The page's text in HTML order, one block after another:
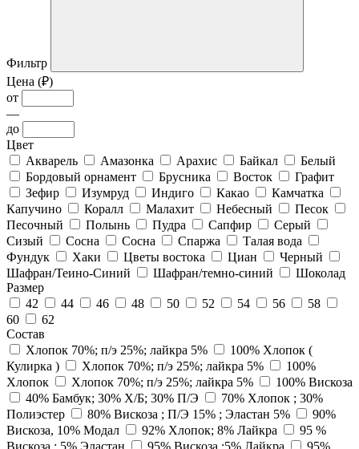
Фильтр
Цена (₽)
от
—
до
Цвет
Акварель
Амазонка Арахис Байкал
Белый
Бордовый орнамент
Брусника Восток
Графит
Зефир
Изумруд Индиго Какао
Камчатка
Капучино
Коралл Малахит Небесный
Песок
Песочный
Полынь Пудра Сапфир
Серый
Сизый
Сосна Сосна Спаржа
Талая вода
Фундук
Хаки Цветы востока Циан
Черный
Шафран/Теино-Синий
Шафран/темно-синий
Шоколад
Размер
42
44 46 48 50 52 54 56
58
60
62
Состав
Хлопок 70%; п/э 25%; лайкра 5%
100% Хлопок (
Кулирка )
Хлопок 70%; п/э 25%; лайкра 5%
100%
Хлопок
Хлопок 70%; п/э 25%; лайкра 5%
100% Вискоза
40% Бамбук; 30% Х/Б; 30% П/Э
70% Хлопок ; 30%
Полиэстер
80% Вискоза ; П/Э 15% ; Эластан 5%
90%
Вискоза, 10% Модал
92% Хлопок; 8% Лайкра
95 %
Вискоза ; 5% Эластан
95% Вискоза ;5% Лайкра
95%